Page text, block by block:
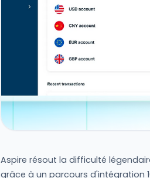
Aspire résout la difficulté
grâce à un parcours d'intégration